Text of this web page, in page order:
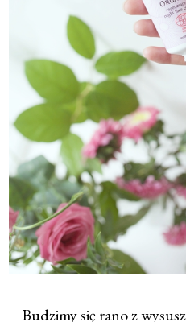
Budzimy się rano z